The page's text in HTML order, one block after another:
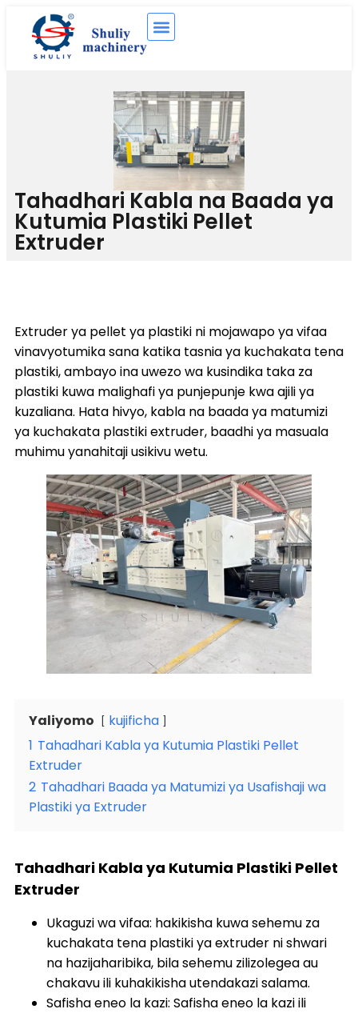
Tahadhari Kabla na Baada ya
Kutumia Plastiki Pellet
Extruder
Extruder ya pellet ya plastiki ni mojawapo ya vifaa
vinavyotumika sana katika tasnia ya kuchakata tena
plastiki, ambayo ina uwezo wa kusindika taka za
plastiki kuwa malighafi ya punjepunje kwa ajili ya
kuzaliana. Hata hivyo, kabla na baada ya matumizi
ya kuchakata plastiki extruder, baadhi ya masuala
muhimu yanahitaji usikivu wetu.
Yaliyomo
kujificha
1 Tahadhari Kabla ya Kutumia Plastiki Pellet
Extruder
2 Tahadhari Baada ya Matumizi ya Usafishaji wa
Plastiki ya Extruder
Tahadhari Kabla ya Kutumia Plastiki Pellet
Extruder
Ukaguzi wa vifaa: hakikisha kuwa sehemu za
kuchakata tena plastiki ya extruder ni shwari
na hazijaharibika, bila sehemu zilizolegea au
chakavu ili kuhakikisha utendakazi salama.
Safisha eneo la kazi: Safisha eneo la kazi ili